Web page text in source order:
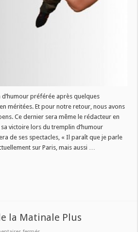
préférée après quelques
méritées. Et pour notre retour, nous avons
Ce dernier sera même le rédacteur en
victoire lors du tremplin d’humour
de ses spectacles, « Il paraît que je parle
sur Paris, mais aussi …
la Matinale Plus